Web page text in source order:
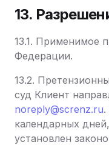
13.
13.1. Применимое
Федерации.
13.2.
суд Клиент
noreply@screnz.ru
календарных
установлен